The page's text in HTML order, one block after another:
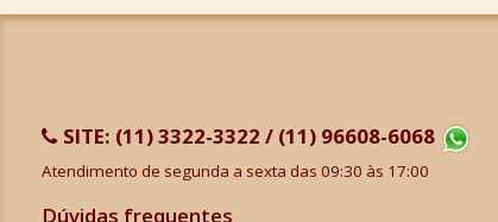
SITE: (11) 3322-3322 / (11) 96608-6068
Atendimento de segunda a sexta das 09:30 às 17:00
Dúvidas frequentes